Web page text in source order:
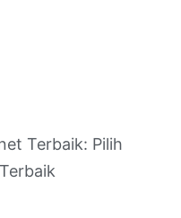
Terbaik: Pilih